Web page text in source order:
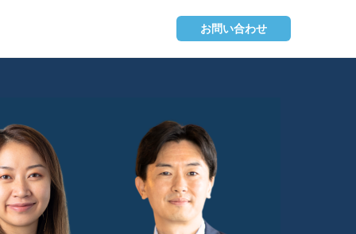
お問い合わせ